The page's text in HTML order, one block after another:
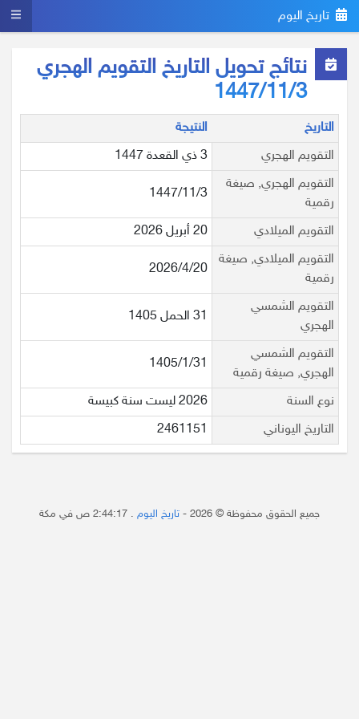
تاريخ اليوم
نتائج تحويل التاريخ التقويم الهجري
1447/11/3
التاريخ
النتيجة
التقويم الهجري
3 ذي القعدة 1447
التقويم الهجري, صيغة
رقمية
1447/11/3
التقويم الميلادي
20 أبريل 2026
التقويم الميلادي, صيغة
رقمية
2026/4/20
التقويم الشمسي
الهجري
31 الحمل 1405
التقويم الشمسي
الهجري, صيغة رقمية
1405/1/31
نوع السنة
2026 ليست سنة كبيسة
التاريخ اليوناني
2461151
جميع الحقوق محفوظة © 2026 - تاريخ اليوم . 2:44:17 ص في مكة